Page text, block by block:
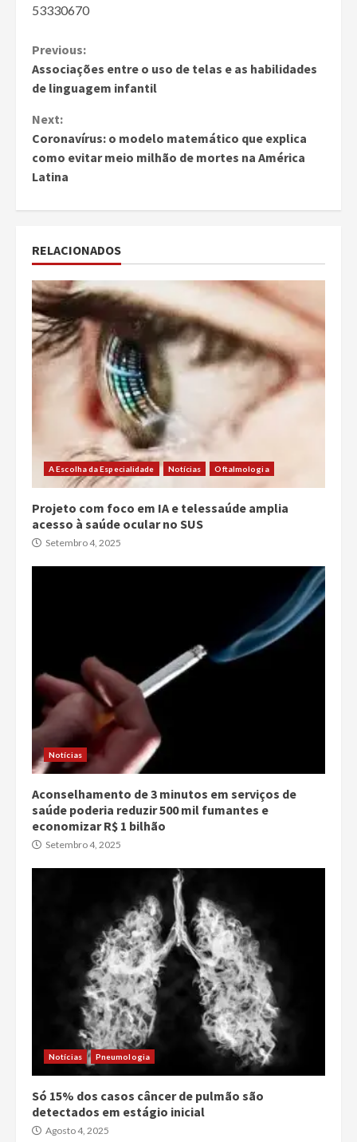
53330670
Continue
Reading
Previous:
Associações entre o uso de telas e as habilidades
de linguagem infantil
Next:
Coronavírus: o modelo matemático que explica
como evitar meio milhão de mortes na América
Latina
RELACIONADOS
A Escolha da Especialidade Notícias Oftalmologia
Projeto com foco em IA e telessaúde amplia
acesso à saúde ocular no SUS
Setembro 4, 2025
Notícias
Aconselhamento de 3 minutos em serviços de
saúde poderia reduzir 500 mil fumantes e
economizar R$ 1 bilhão
Setembro 4, 2025
Notícias Pneumologia
Só 15% dos casos câncer de pulmão são
detectados em estágio inicial
Agosto 4, 2025